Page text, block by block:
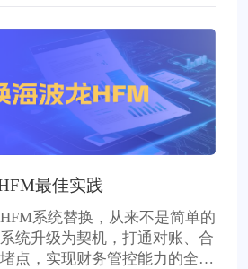
最佳实践
系统替换，从来不是简单的
统升级为契机，打通对账、合
点，实现财务管控能力的全面